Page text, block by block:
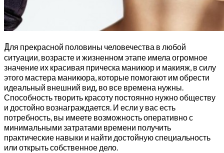
Для прекрасной половины человечества в любой
ситуации, возрасте и жизненном этапе имела огромное
значение их красивая прическа маникюр и макияж, в силу
этого мастера маникюра, которые помогают им обрести
идеальный внешний вид, во все времена нужны.
Способность творить красоту постоянно нужно обществу
и достойно вознаграждается. И если у вас есть
потребность, вы имеете возможность оперативно с
минимальными затратами времени получить
практические навыки и найти достойную специальность
или открыть собственное дело.